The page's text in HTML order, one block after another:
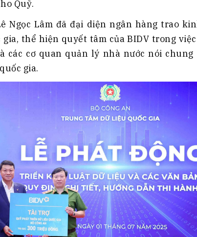
Quỹ.
Ngọc Lâm đã đại diện ngân hàng trao
thể hiện quyết tâm của BIDV trong
các cơ quan quản lý nhà nước nói chung
gia.